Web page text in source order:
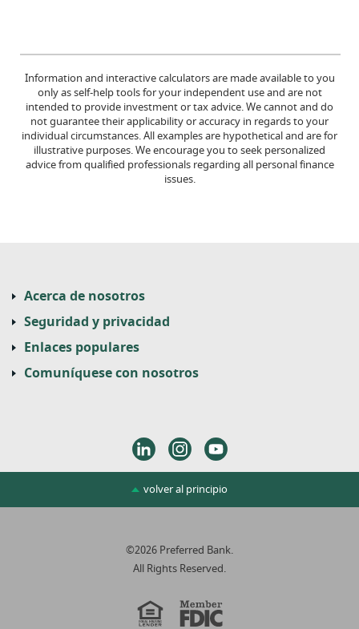
Information and interactive calculators are made available to you
only as self-help tools for your independent use and are not
intended to provide investment or tax advice. We cannot and do
not guarantee their applicability or accuracy in regards to your
individual circumstances. All examples are hypothetical and are for
illustrative purposes. We encourage you to seek personalized
advice from qualified professionals regarding all personal finance
issues.
Acerca de nosotros
Seguridad y privacidad
Enlaces populares
Comuníquese con nosotros
LinkedInInstagramYoutube
volver al principio
©2026 Preferred Bank.
All Rights Reserved.